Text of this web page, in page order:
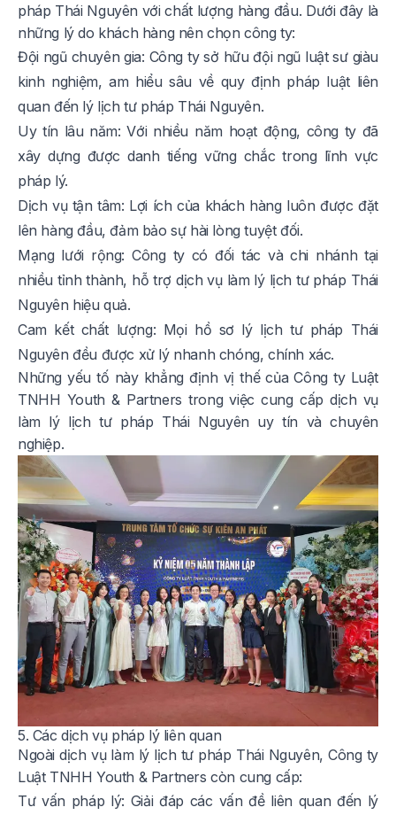
pháp Thái Nguyên với chất lượng hàng đầu. Dưới đây là
những lý do khách hàng nên chọn công ty:
Đội ngũ chuyên gia: Công ty sở hữu đội ngũ luật sư giàu
kinh nghiệm, am hiểu sâu về quy định pháp luật liên
quan đến lý lịch tư pháp Thái Nguyên.
Uy tín lâu năm: Với nhiều năm hoạt động, công ty đã
xây dựng được danh tiếng vững chắc trong lĩnh vực
pháp lý.
Dịch vụ tận tâm: Lợi ích của khách hàng luôn được đặt
lên hàng đầu, đảm bảo sự hài lòng tuyệt đối.
Mạng lưới rộng: Công ty có đối tác và chi nhánh tại
nhiều tỉnh thành, hỗ trợ dịch vụ làm lý lịch tư pháp Thái
Nguyên hiệu quả.
Cam kết chất lượng: Mọi hồ sơ lý lịch tư pháp Thái
Nguyên đều được xử lý nhanh chóng, chính xác.
Những yếu tố này khẳng định vị thế của Công ty Luật
TNHH Youth & Partners trong việc cung cấp dịch vụ
làm lý lịch tư pháp Thái Nguyên uy tín và chuyên
nghiệp.
5. Các dịch vụ pháp lý liên quan
Ngoài dịch vụ làm lý lịch tư pháp Thái Nguyên, Công ty
Luật TNHH Youth & Partners còn cung cấp:
Tư vấn pháp lý: Giải đáp các vấn đề liên quan đến lý